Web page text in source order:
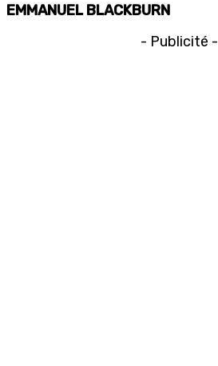
EMMANUEL BLACKBURN
- Publicité -